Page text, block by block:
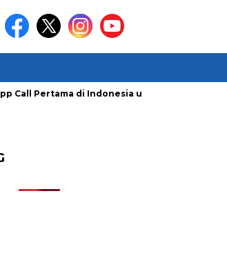
Call Pertama di Indonesia untuk Amankan